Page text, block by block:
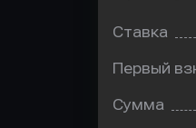
Ставка
Первый
Сумма